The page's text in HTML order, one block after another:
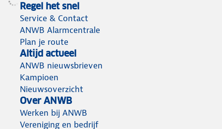
Regel het snel
Service & Contact
ANWB Alarmcentrale
Plan je route
Altijd actueel
ANWB nieuwsbrieven
Kampioen
Nieuwsoverzicht
Over ANWB
Werken bij ANWB
Vereniging en bedrijf